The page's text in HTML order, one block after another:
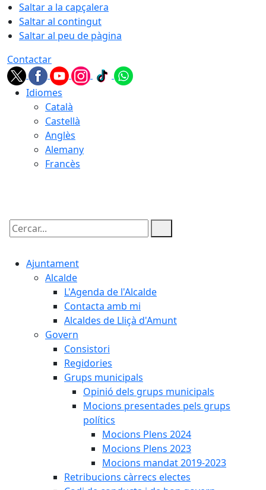
Saltar a la capçalera
Saltar al contingut
Saltar al peu de pàgina
Contactar
Idiomes
Català
Castellà
Anglès
Alemany
Francès
Cercar:
Ajuntament
Alcalde
L'Agenda de l'Alcalde
Contacta amb mi
Alcaldes de Lliçà d'Amunt
Govern
Consistori
Regidories
Grups municipals
Opinió dels grups municipals
Mocions presentades pels grups
polítics
Mocions Plens 2024
Mocions Plens 2023
Mocions mandat 2019-2023
Retribucions càrrecs electes